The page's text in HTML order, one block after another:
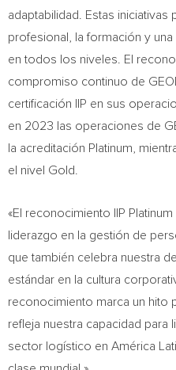
adaptabilidad. Estas iniciativas
profesional, la formación y
en todos los niveles. El
compromiso continuo de
certificación IIP en sus
en 2023 las operaciones de
la acreditación Platinum,
el nivel Gold.
«El reconocimiento IIP
liderazgo en la gestión de
que también celebra nuestra
estándar en la cultura
reconocimiento marca un hito
refleja nuestra capacidad para
sector logístico en América